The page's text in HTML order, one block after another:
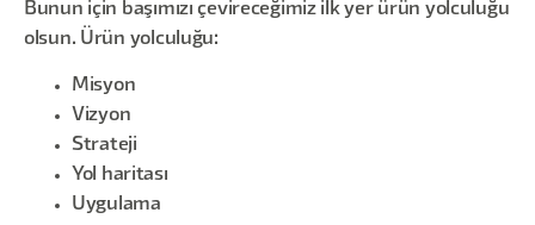
Bunun için başımızı çevireceğimiz ilk yer ürün yolculuğu
olsun. Ürün yolculuğu:
Misyon
Vizyon
Strateji
Yol haritası
Uygulama